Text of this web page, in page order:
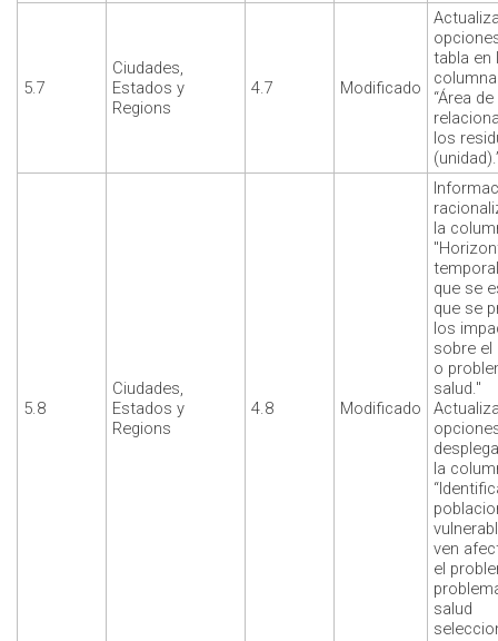
5.7
Ciudades,
Estados y
Regions
4.7 Modificado
tabla en
“Área
los
5.8
Ciudades,
Estados y
Regions
4.8 Modificado
la
que se
que se
los
sobre el
o
salud."
la
ven
el
salud